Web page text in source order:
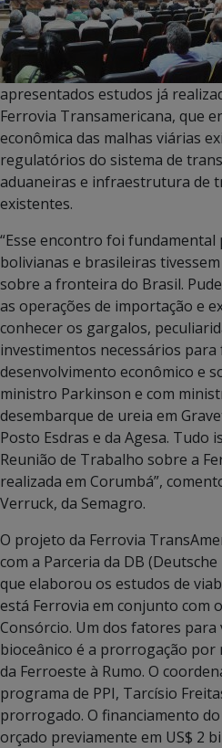
apresentados estudos já
Ferrovia Transamericana, que
econômica das malhas viárias
regulatórios do sistema de
aduaneiras e infraestrutura de
existentes.
“Esse encontro foi
bolivianas e brasileiras
sobre a fronteira do Brasil.
as operações de importação e
conhecer os gargalos,
investimentos necessários
desenvolvimento econômico e
ministro Parkinson e com
desembarque de ureia em
Posto Esdras e da Agesa. Tudo
Reunião de Trabalho sobre a
realizada em Corumbá”,
Verruck, da Semagro.
O projeto da Ferrovia
com a Parceria da DB
que elaborou os estudos de
está Ferrovia em conjunto com
Consórcio. Um dos fatores
bioceânico é a prorrogação por
da Ferroeste à Rumo. O
programa de PPI, Tarcísio
prorrogado. O financiamento
orçado previamente em US$ 2